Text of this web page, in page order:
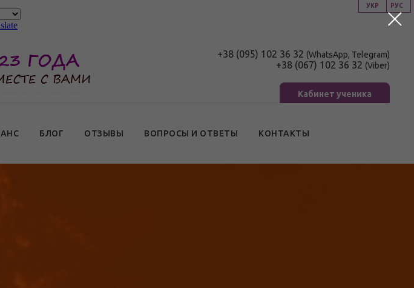
+38 (095) 102 36 32 (WhatsApp, Telegram)
+38 (067) 102 36 32 (Viber)
Кабинет ученика
БЛОГ ОТЗЫВЫ ВОПРОСЫ И ОТВЕТЫ КОНТАКТЫ
РУС
УКР